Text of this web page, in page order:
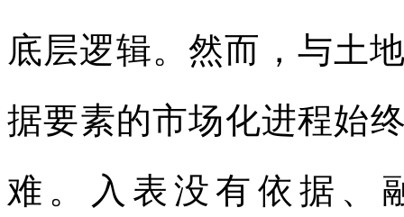
底层逻辑。然而，与土
据要素的市场化进程始
难。入表没有依据、